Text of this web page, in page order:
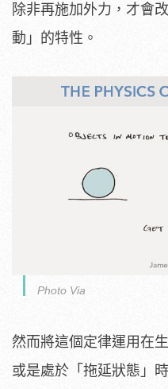
除非再施加外力，才會
動」的特性。
Photo Via
然而將這個定律運用在
或是處於「拖延狀態」